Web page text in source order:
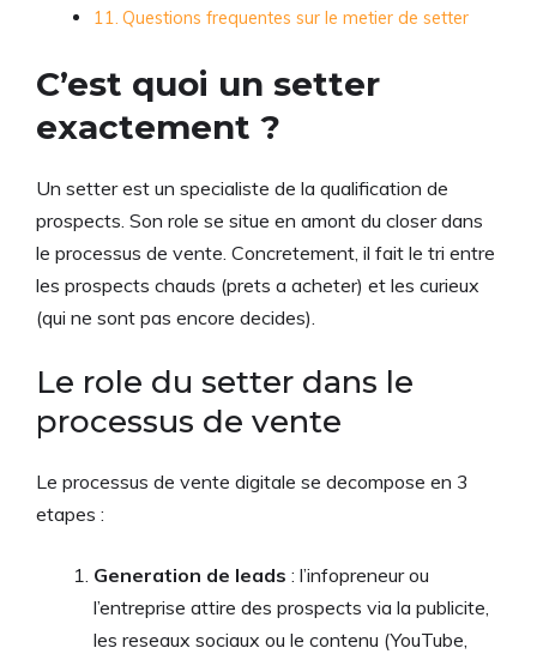
Questions frequentes sur le metier de setter
C’est quoi un setter
exactement ?
Un setter est un specialiste de la qualification de
prospects. Son role se situe en amont du closer dans
le processus de vente. Concretement, il fait le tri entre
les prospects chauds (prets a acheter) et les curieux
(qui ne sont pas encore decides).
Le role du setter dans le
processus de vente
Le processus de vente digitale se decompose en 3
etapes :
Generation de leads : l’infopreneur ou
l’entreprise attire des prospects via la publicite,
les reseaux sociaux ou le contenu (YouTube,